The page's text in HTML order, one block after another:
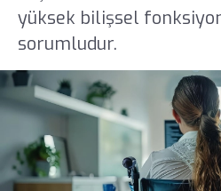
yüksek bilişsel
sorumludur.